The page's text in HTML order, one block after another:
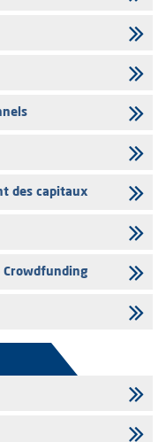
d’information relatif au
réalisées par les
par l'AMMC pour le
marché des capitaux pour
des capitaux
Crowdfunding